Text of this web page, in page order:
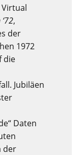
Virtual
‘72,
der
1972
die
Jubiläen
Daten
der